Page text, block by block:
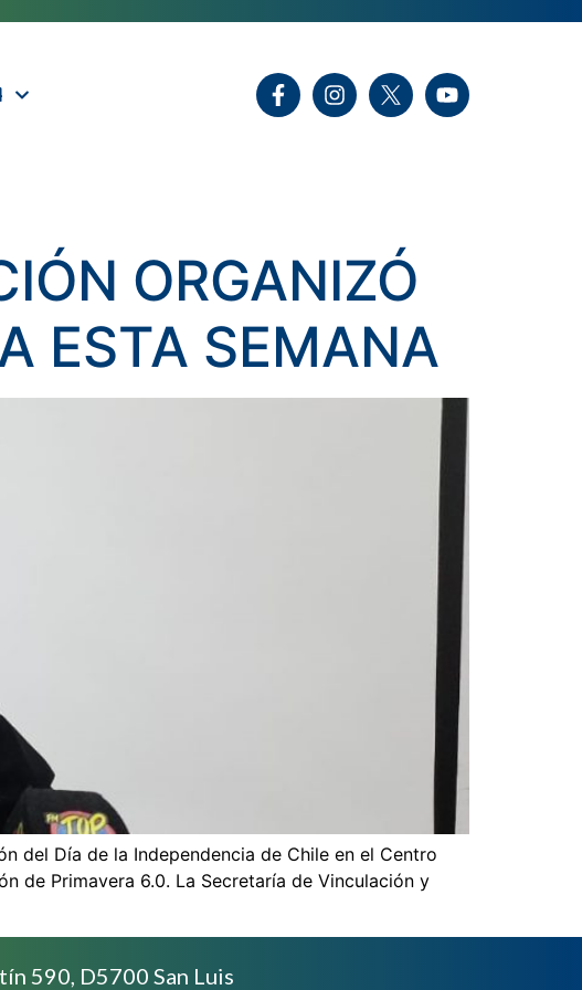
ORGANIZÓ
ESTA SEMANA
del Día de la Independencia de Chile en el Centro
de Primavera 6.0. La Secretaría de Vinculación y
590, D5700 San Luis